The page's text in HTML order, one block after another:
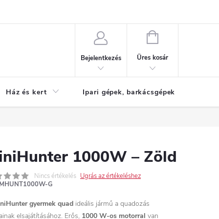
Bejelentkezés
KOSÁR
Üres kosár
Ház és kert Ipari gépek, barkácsgépek
1000W – Zöld
Nincs értékelés Ugrás az értékeléshez
MHUNT1000W-G
gyermek quad ideális jármű a quadozás
elsajátításához. Erős, 1000 W-os motorral van